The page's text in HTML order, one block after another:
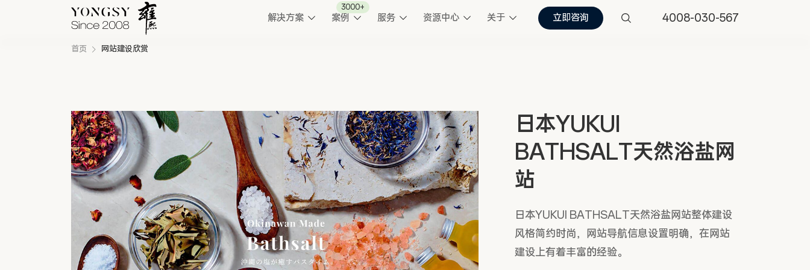
解决方案 案例
3000+
服务 资源中心 关于 立即咨询
新能源案例
我们的业务
4008-030-567
首页 网站建设欣赏
日本YUKUI
BATHSALT天然浴盐网
站
日本YUKUI BATHSALT天然浴盐网站整体建设
风格简约时尚，网站导航信息设置明确，在网站
建设上有着丰富的经验。